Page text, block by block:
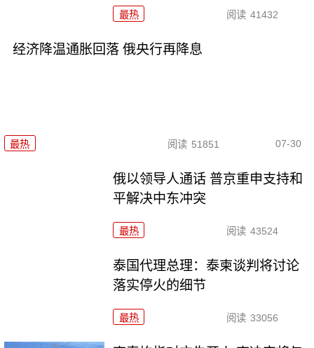
最热 阅读 41432
经济降温通胀回落 俄央行再降息
最热 阅读 51851 07-30
俄以领导人通话 普京重申支持和
平解决中东冲突
最热 阅读 43524
泰国代理总理：泰柬谈判将讨论
落实停火的细节
最热 阅读 33056